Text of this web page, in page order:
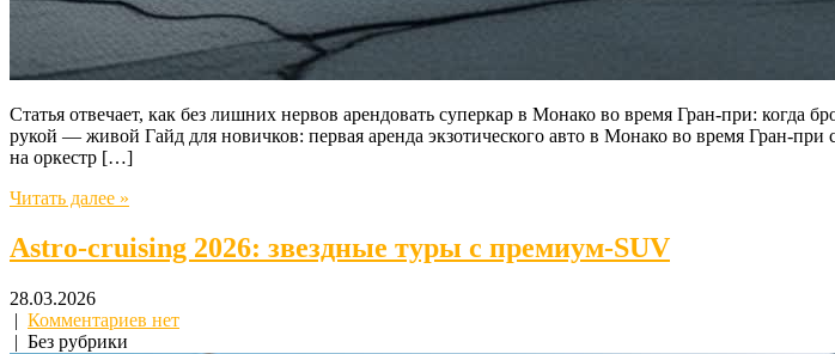
Статья отвечает, как без лишних нервов арендовать суперкар в Монако во время Гран-при:
рукой — живой Гайд для новичков: первая аренда экзотического авто в Монако во время Гран-
на оркестр […]
Читать далее »
Astro-cruising 2026: звездные туры с премиум‑SUV
28.03.2026
| Комментариев нет
| Без рубрики